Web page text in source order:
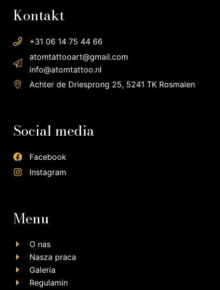
Kontakt
+31 06 14 75 44 66
atomtattooart@gmail.com
info@atomtattoo.nl
Achter de Driesprong 25, 5241 TK Rosmalen
Social media
Facebook
Instagram
Menu
O nas
Nasza praca
Galeria
Regulamin